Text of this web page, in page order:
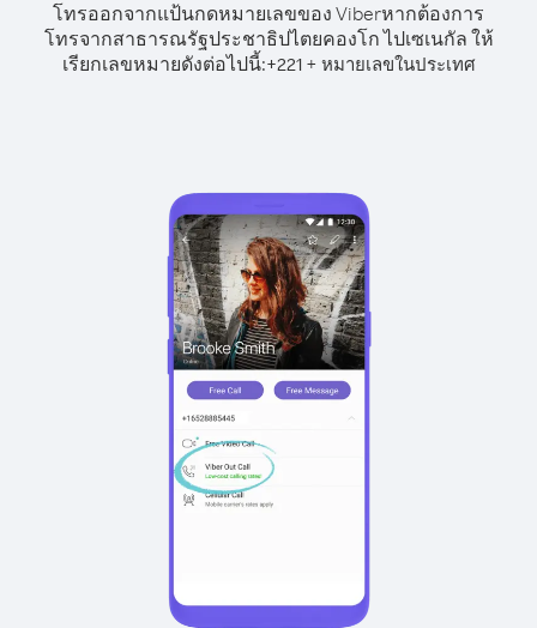
โทรออกจากแป้นกดหมายเลขของ Viberหากต้องการ
โทรจากสาธารณรัฐประชาธิปไตยคองโก ไปเซเนกัล ให้
เรียกเลขหมายดังต่อไปนี้:+221+ หมายเลขในประเทศ